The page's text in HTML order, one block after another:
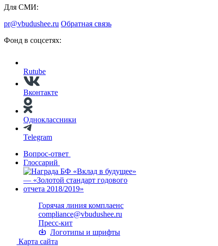
Для СМИ:
pr@vbudushee.ru Обратная связь
Фонд в соцсетях:
Rutube
Вконтакте
Одноклассники
Telegram
Вопрос-ответ
Глоссарий
Горячая линия комплаенс
compliance@vbudushee.ru
Пресс-кит
Логотипы и шрифты
Карта сайта